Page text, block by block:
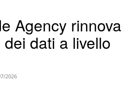
Agency rinnova
dati a livello
2026